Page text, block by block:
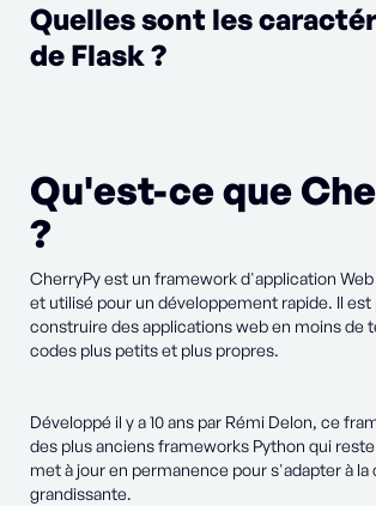
Quelles sont les
de Flask ?
Qu'est-ce que
?
CherryPy est un framework d'application Web
et utilisé pour un développement rapide. Il est
construire des applications web en moins de
codes plus petits et plus propres.
Développé il y a 10 ans par Rémi Delon, ce
des plus anciens frameworks Python qui
met à jour en permanence pour s'adapter à
grandissante.